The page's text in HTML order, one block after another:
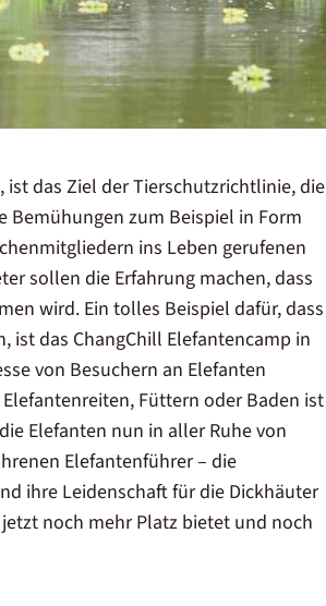
das Ziel der Tierschutzrichtlinie, die
Bemühungen zum Beispiel in Form
ins Leben gerufenen
sollen die Erfahrung machen, dass
wird. Ein tolles Beispiel dafür, dass
ist das ChangChill Elefantencamp in
von Besuchern an Elefanten
Füttern oder Baden ist
Elefanten nun in aller Ruhe von
Elefantenführer – die
ihre Leidenschaft für die Dickhäuter
noch mehr Platz bietet und noch